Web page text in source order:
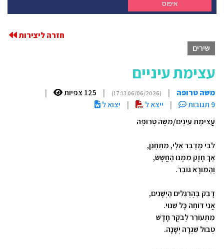
חזרה ליצירות
שירים
עצימת עיניים
משה טרופה |
(06/06/2026 17:13)
| 125 צפיות
|
9 תגובות
| ייצא ל |
יצוא ל
עֲצִימַת עֵינַיִם/מֹשֶׁה טְרוֹפֶּה
לִבִּי מְדַבֵּר אֵלַי, מִתְחַנֵּן,
אַךְ חָזָק מִמֶּנּוּ הַחֲשָׁשׁ,
וְהַמּוֹרָא גּוֹבֵר.
דָּבֵק בַּהֶרְגֵּלִים הַיְּשָׁנִים,
אֲנִי דּוֹחֶה כָּל שִׁנּוּי.
מִתְעוֹרֵר לְבֹקֶר חָדָשׁ
טְבוּל שִׁגְרָה יְשָׁנָה.